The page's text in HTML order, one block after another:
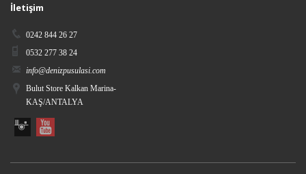
İletişim
0242 844 26 27
0532 277 38 24
info@denizpusulasi.com
Bulut Store Kalkan Marina-
KAŞ/ANTALYA